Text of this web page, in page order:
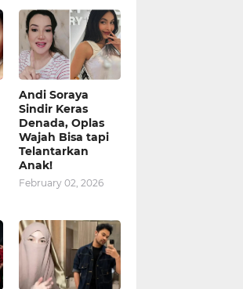
Andi Soraya
Sindir Keras
Denada, Oplas
Wajah Bisa tapi
Telantarkan
Anak!
February 02, 2026